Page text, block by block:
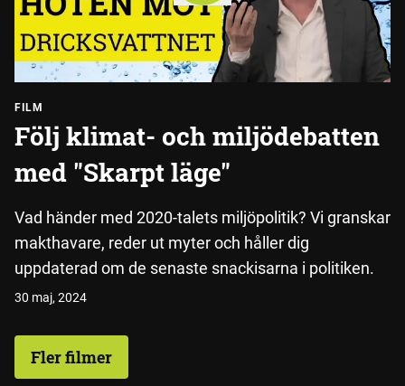
FILM
Följ klimat- och miljödebatten
med "Skarpt läge"
Vad händer med 2020-talets miljöpolitik? Vi granskar
makthavare, reder ut myter och håller dig
uppdaterad om de senaste snackisarna i politiken.
30 maj, 2024
Fler filmer